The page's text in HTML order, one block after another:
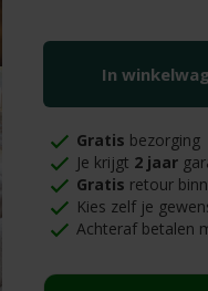
In
Gratis bezorging
Je krijgt 2 jaar
Gratis retour
Kies zelf je
Achteraf betalen